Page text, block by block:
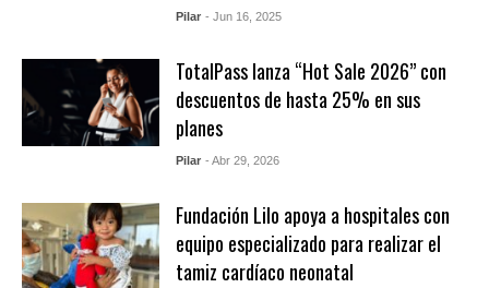
Pilar - Jun 16, 2025
TotalPass lanza “Hot Sale 2026” con
descuentos de hasta 25% en sus
planes
Pilar - Abr 29, 2026
Fundación Lilo apoya a hospitales con
equipo especializado para realizar el
tamiz cardíaco neonatal